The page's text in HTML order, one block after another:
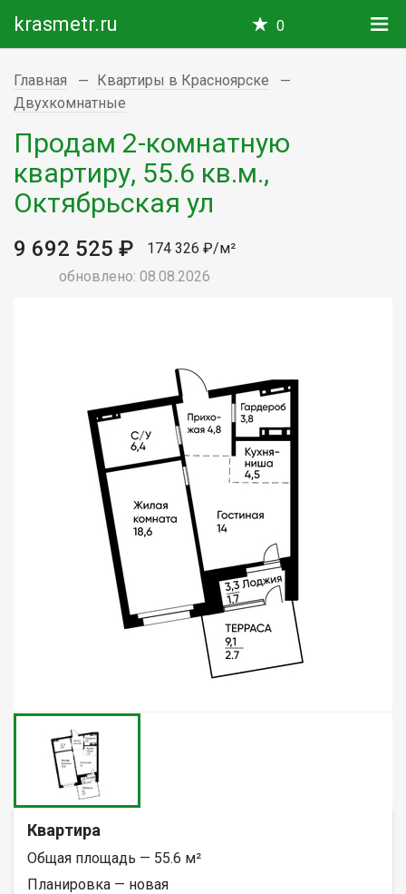
krasmetr.ru 0
Главная
Квартиры в Красноярске
Двухкомнатные
Продам 2-комнатную
квартиру, 55.6 кв.м.,
Октябрьская ул
9 692 525 ₽
174 326 ₽/м²
обновлено: 08.08.2026
Квартира
Общая площадь — 55.6 м²
Планировка — новая